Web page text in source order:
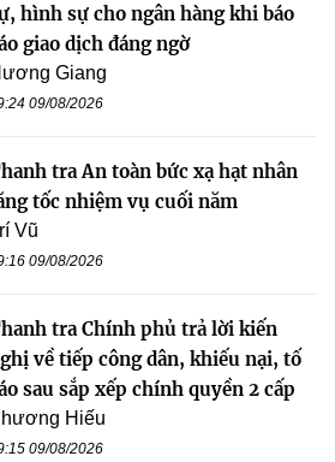
hình sự cho ngân hàng khi báo
giao dịch đáng ngờ
Giang
09/08/2026
tra An toàn bức xạ hạt nhân
tốc nhiệm vụ cuối năm
Vũ
09/08/2026
tra Chính phủ trả lời kiến
về tiếp công dân, khiếu nại, tố
sau sắp xếp chính quyền 2 cấp
Hiếu
09/08/2026